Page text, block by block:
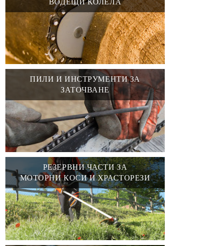
ВОДЕЩИ КОЛЕЛА
ПИЛИ И ИНСТРУМЕНТИ ЗА
ЗАТОЧВАНЕ
РЕЗЕРВНИ ЧАСТИ ЗА
МОТОРНИ КОСИ И ХРАСТОРЕЗИ